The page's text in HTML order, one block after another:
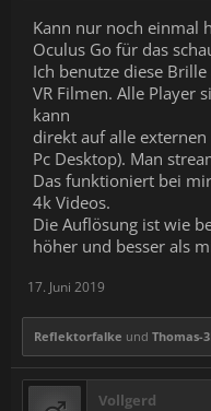
Kann nur noch einmal
Oculus Go für das
Ich benutze diese
VR Filmen. Alle Player
kann
direkt auf alle
Pc Desktop). Man
Das funktioniert bei
4k Videos.
Die Auflösung ist wie
höher und besser als
17. Juni 2019
Reflektorfalke und Thomas-
Vollgerd